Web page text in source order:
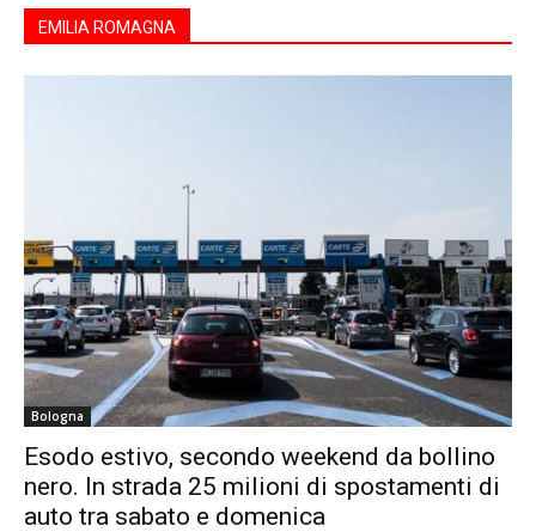
EMILIA ROMAGNA
Bologna
Esodo estivo, secondo weekend da bollino
nero. In strada 25 milioni di spostamenti di
auto tra sabato e domenica